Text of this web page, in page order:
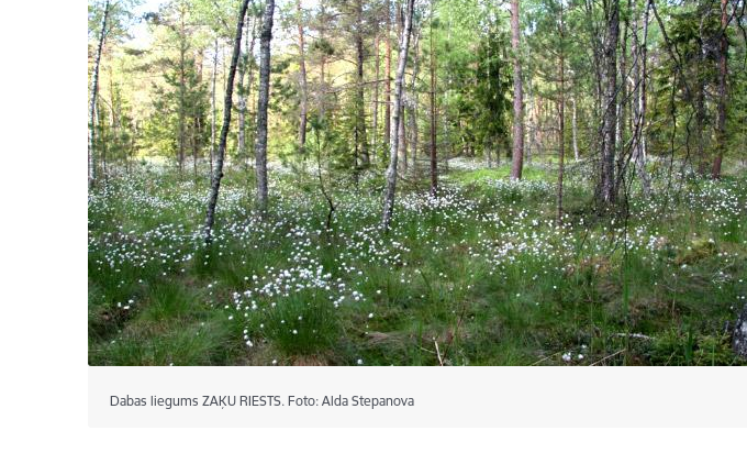
Dabas liegums ZAĶU RIESTS. Foto: Alda Stepanova